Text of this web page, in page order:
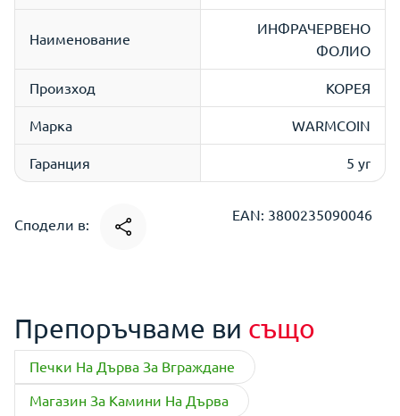
Наименование
ИНФРАЧЕРВЕНО
ФОЛИО
Произход КОРЕЯ
Марка WARMCOIN
Гаранция 5 yr
Сподели в:
EAN: 3800235090046
Препоръчваме ви също
Печки На Дърва За Вграждане
Магазин За Камини На Дърва